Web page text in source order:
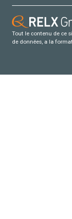
Tout le contenu de ce
de données, a la